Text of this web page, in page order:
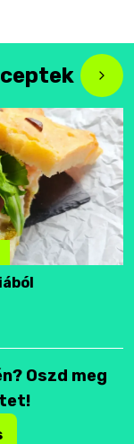
Oszd meg